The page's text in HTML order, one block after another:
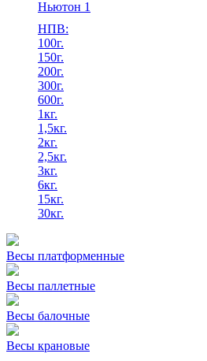
Ньютон 1
НПВ:
100г.
150г.
200г.
300г.
600г.
1кг.
1,5кг.
2кг.
2,5кг.
3кг.
6кг.
15кг.
30кг.
Весы платформенные
Весы паллетные
Весы балочные
Весы крановые